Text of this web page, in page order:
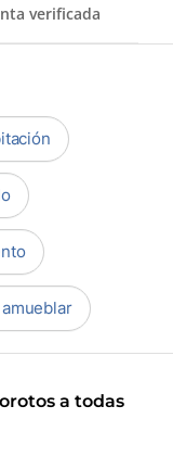
verificada
a todas